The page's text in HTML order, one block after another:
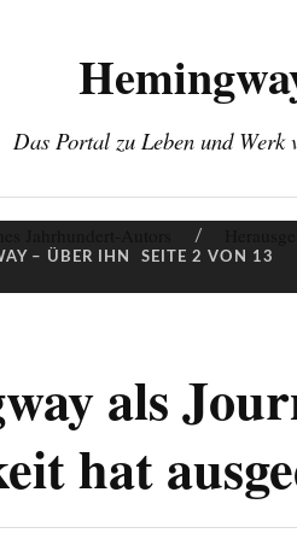
Das Portal zu Leben und Werk
– ÜBER IHN SEITE 2 VON 13
als
hat